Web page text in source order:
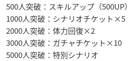
500人突破：スキルアップ（500UP）
1000人突破：シナリオチケット×5
2000人突破：体力回復×2
3000人突破：ガチャチケット×10
5000人突破：特別シナリオ